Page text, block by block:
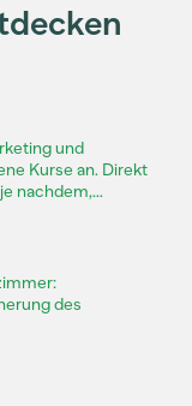
und
Kurse an. Direkt
nachdem,...
des